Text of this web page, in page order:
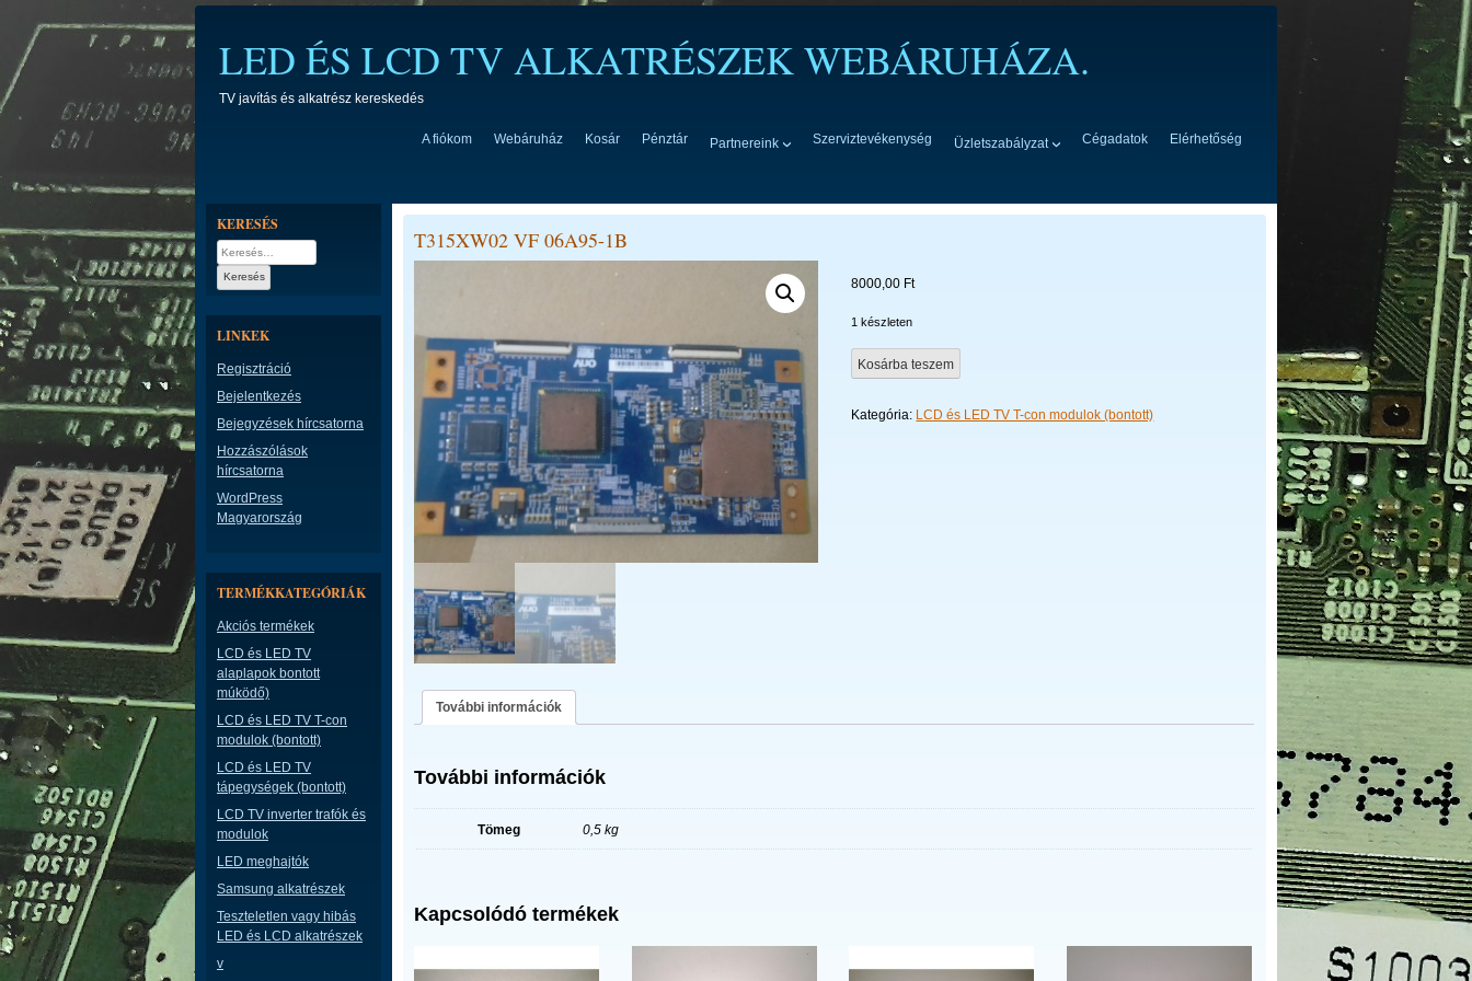
content
LED ÉS LCD TV ALKATRÉSZEK WEBÁRUHÁZA.
TV javítás és alkatrész kereskedés
A fiókom Webáruház Kosár Pénztár Partnereink Szerviztevékenység Üzletszabályzat Cégadatok Elérhetőség
T315XW02 VF 06A95-1B
8000,00 Ft
1 készleten
T315XW02
VF
1B
Kosárba teszem
Kategória: LCD és LED TV T-con modulok (bontott)
További információk
További információk
Tömeg 0,5 kg
Kapcsolódó termékek
KERESÉS
Keresés:
LINKEK
Regisztráció
Bejelentkezés
Bejegyzések hírcsatorna
Hozzászólások
hírcsatorna
WordPress
Magyarország
TERMÉKKATEGÓRIÁK
Akciós termékek
LCD és LED TV
alaplapok bontott
múködő)
LCD és LED TV T-con
modulok (bontott)
LCD és LED TV
tápegységek (bontott)
LCD TV inverter trafók és
modulok
LED meghajtók
Samsung alkatrészek
Teszteletlen vagy hibás
LED és LCD alkatrészek
v